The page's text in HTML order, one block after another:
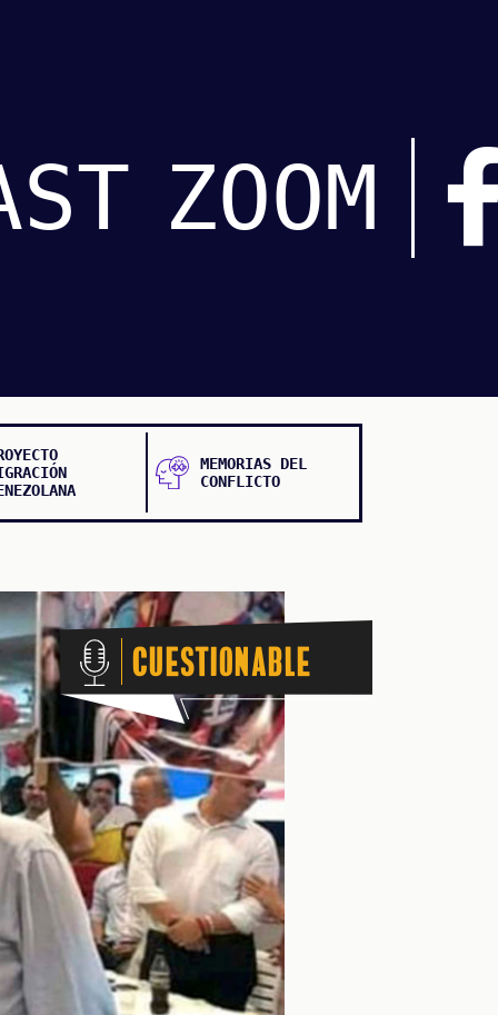
ZOOM
MEMORIAS DEL
CONFLICTO
Cuestionable